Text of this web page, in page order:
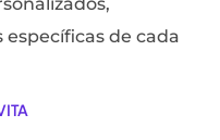
de cada